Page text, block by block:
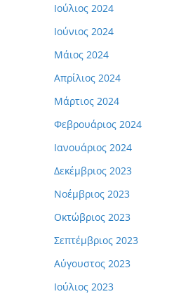
Ιούλιος 2024
Ιούνιος 2024
Μάιος 2024
Απρίλιος 2024
Μάρτιος 2024
Φεβρουάριος 2024
Ιανουάριος 2024
Δεκέμβριος 2023
Νοέμβριος 2023
Οκτώβριος 2023
Σεπτέμβριος 2023
Αύγουστος 2023
Ιούλιος 2023